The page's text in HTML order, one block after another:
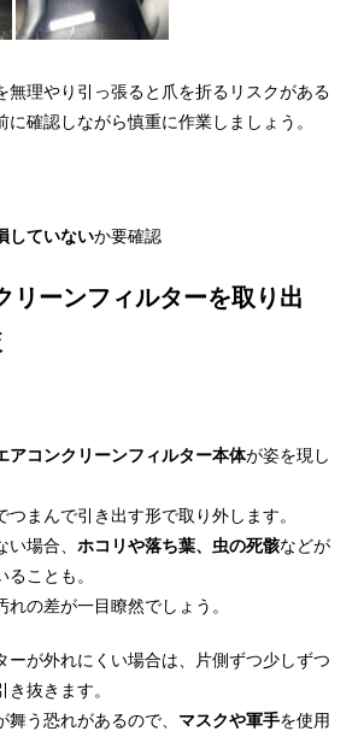
無理やり引っ張ると爪を折るリスクがある
確認しながら慎重に作業しましょう。
していないか要確認
リーンフィルターを取り出
アコンクリーンフィルター本体が姿を現し
まんで引き出す形で取り外します。
場合、 ホコリや落ち葉、虫の死骸などが
ことも。
の差が一目瞭然でしょう。
ーが外れにくい場合は、片側ずつ少しずつ
抜きます。
う恐れがあるので、 マスクや軍手を使用